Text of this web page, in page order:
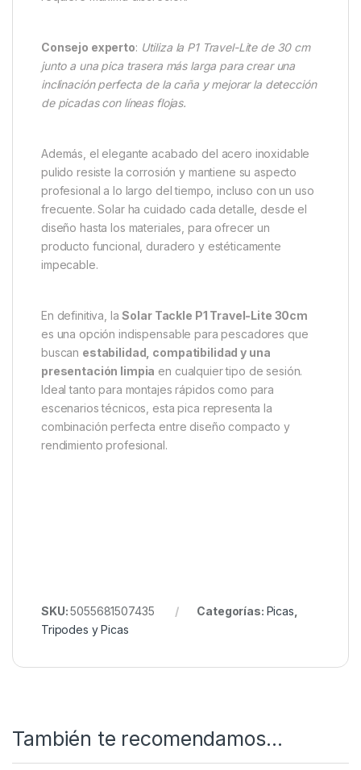
Consejo experto: Utiliza la P1 Travel-Lite de 30 cm
junto a una pica trasera más larga para crear una
inclinación perfecta de la caña y mejorar la detección
de picadas con líneas flojas.
Además, el elegante acabado del acero inoxidable
pulido resiste la corrosión y mantiene su aspecto
profesional a lo largo del tiempo, incluso con un uso
frecuente. Solar ha cuidado cada detalle, desde el
diseño hasta los materiales, para ofrecer un
producto funcional, duradero y estéticamente
impecable.
En definitiva, laSolar Tackle P1 Travel-Lite 30cm
es una opción indispensable para pescadores que
buscan estabilidad, compatibilidad y una
presentación limpia en cualquier tipo de sesión.
Ideal tanto para montajes rápidos como para
escenarios técnicos, esta pica representa la
combinación perfecta entre diseño compacto y
rendimiento profesional.
SKU:5055681507435 Categorías: Picas
Tripodes y Picas
También te recomendamos…